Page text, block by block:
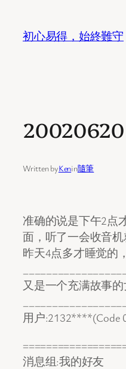
content
初心易得，始終難守
20020620
Written byKenin隨筆
准确的说是下午2点
面，听了一会收音
昨天4点多才睡觉的
又是一个充满故事
用户:2132****(Code
消息组:我的好友